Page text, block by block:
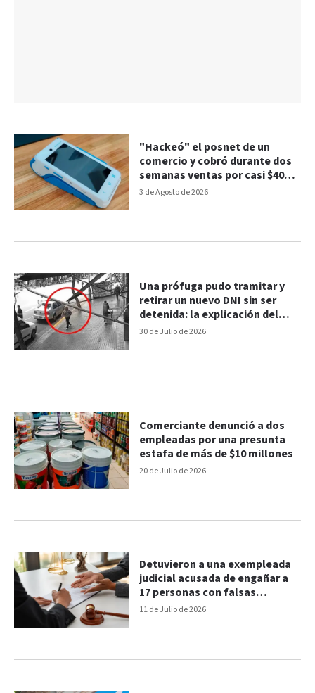
3 de Agosto de 2026
"Hackeó" el posnet de un
comercio y cobró durante dos
semanas ventas por casi $40
millones
30 de Julio de 2026
Una prófuga pudo tramitar y
retirar un nuevo DNI sin ser
detenida: la explicación del
RENAPER
20 de Julio de 2026
Comerciante denunció a dos
empleadas por una presunta
estafa de más de $10 millones
11 de Julio de 2026
Detuvieron a una exempleada
judicial acusada de engañar a
17 personas con falsas
promesas laborales